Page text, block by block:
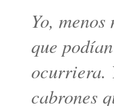
Yo,
que
ocurriera.
cabrones